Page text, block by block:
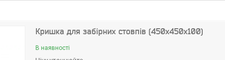
Кришка для забірних стовпів (450х450х100)
В наявності